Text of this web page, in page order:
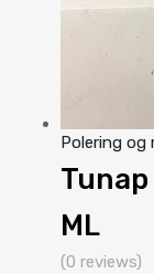
Polering og
ML
(0 reviews)